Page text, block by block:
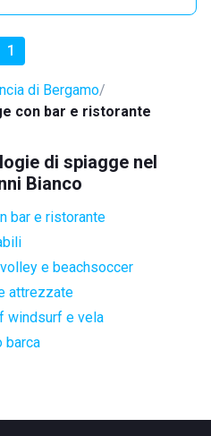
1
di Bergamo
con bar e ristorante
di spiagge nel
Bianco
bar e ristorante
e beachsoccer
attrezzate
windsurf e vela
barca